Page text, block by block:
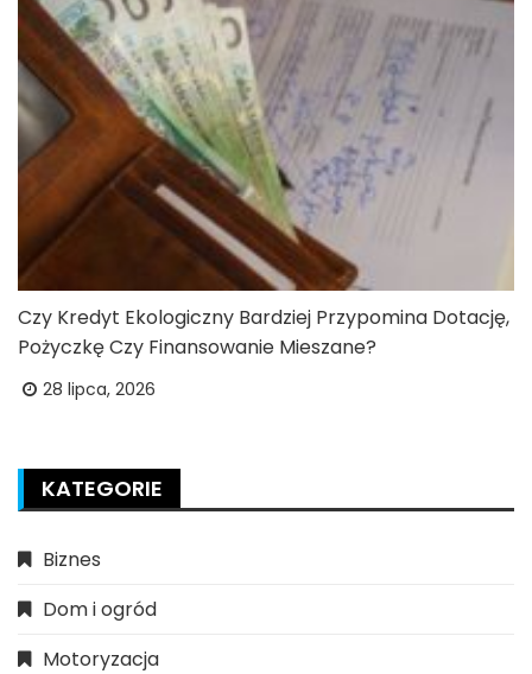
Czy Kredyt Ekologiczny Bardziej Przypomina Dotację,
Pożyczkę Czy Finansowanie Mieszane?
28 lipca, 2026
KATEGORIE
Biznes
Dom i ogród
Motoryzacja